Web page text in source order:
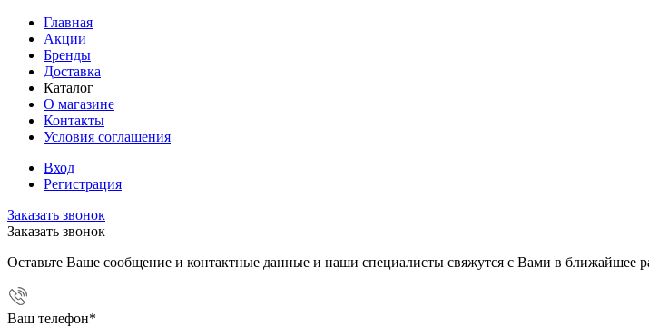
Главная
Акции
Бренды
Доставка
Каталог
О магазине
Контакты
Условия соглашения
Вход
Регистрация
Заказать звонок
Заказать звонок
Оставьте Ваше сообщение и контактные данные и наши специалисты свяжутся с Вами в ближайшее
Ваш телефон*